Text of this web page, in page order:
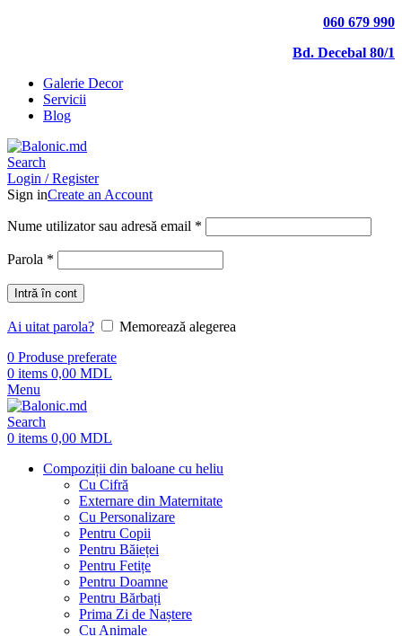
060 679 990
Bd. Decebal 80/1
Galerie Decor
Servicii
Blog
Search
Login / Register
Sign inCreate an Account
Nume utilizator sau adresă email *
Parola *
Intră în cont
Ai uitat parola?
Memorează alegerea
0 Produse preferate
0 items 0,00 MDL
Menu
Search
0 items 0,00 MDL
Compoziții din baloane cu heliu
Cu Cifră
Externare din Maternitate
Cu Personalizare
Pentru Copii
Pentru Băieței
Pentru Fetițe
Pentru Doamne
Pentru Bărbați
Prima Zi de Naștere
Cu Animale